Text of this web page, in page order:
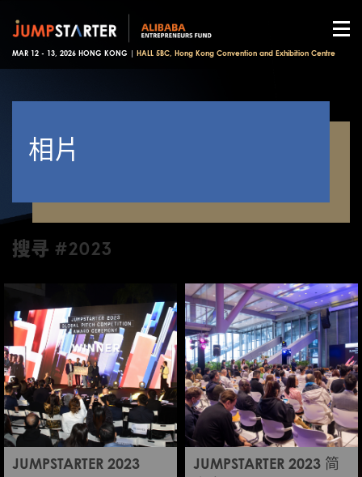
MAR 12 - 13, 2026 HONG KONG | HALL 5BC, Hong Kong Convention and Exhibition Centre
相片
搜寻 #2023
JUMPSTARTER 2023
JUMPSTARTER 2023 简